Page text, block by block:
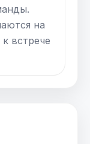
на
встрече